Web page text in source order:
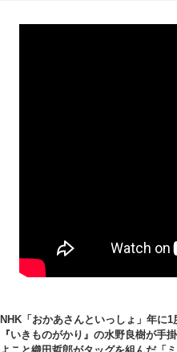
NHK「おかあさんといっしょ」年に1
『いきものがかり』の水野良樹が手